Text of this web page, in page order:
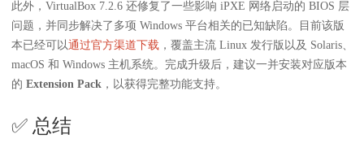
此外，VirtualBox 7.2.6 还修复了一些影响 iPXE 网络启动的 BIOS 层
问题，并同步解决了多项 Windows 平台相关的已知缺陷。目前该版
本已经可以通过官方渠道下载 ，覆盖主流 Linux 发行版以及 Solaris、
macOS 和 Windows 主机系统。完成升级后，建议一并安装对应版本
的 Extension Pack ，以获得完整功能支持。
✅ 总结